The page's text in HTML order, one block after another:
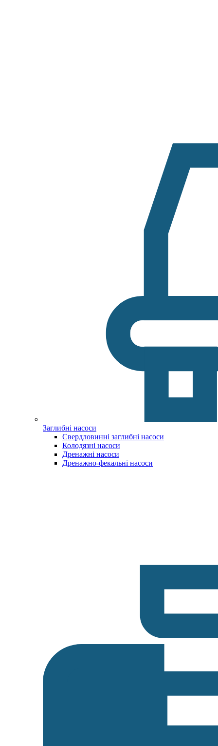
Заглибні насоси
Свердловинні заглибні насоси
Колодязні насоси
Дренажні насоси
Дренажно-фекальні насоси